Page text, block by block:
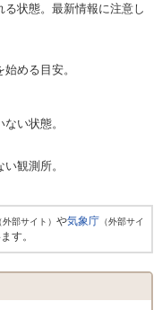
状態。最新情報に注意し
める目安。
い状態。
観測所。
外部サイト） や気象庁 （外部サイ
す。